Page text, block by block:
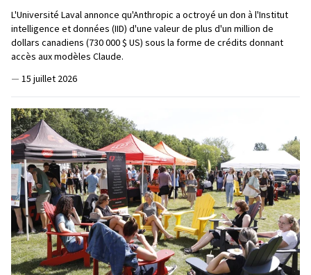
L'Université Laval annonce qu'Anthropic a octroyé un don à l'Institut
intelligence et données (IID) d'une valeur de plus d'un million de
dollars canadiens (730 000 $ US) sous la forme de crédits donnant
accès aux modèles Claude.
— 15 juillet 2026